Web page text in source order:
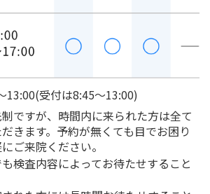
受付は8:45～13:00)
ですが、時間内に来られた方は全て
きます。予約が無くても目でお困り
ご来院ください。
検査内容によってお待たせすること